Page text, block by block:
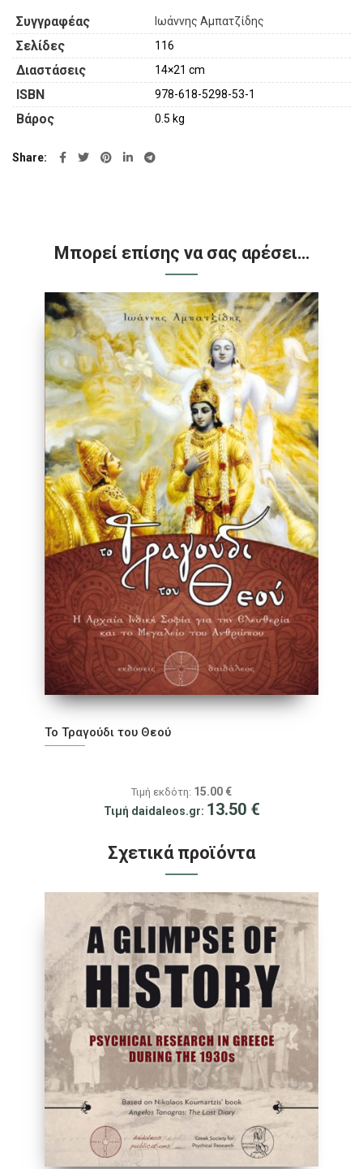
Συγγραφέας Ιωάννης Αμπατζίδης
Σελίδες 116
Διαστάσεις 14×21 cm
ISBN 978-618-5298-53-1
Βάρος 0.5 kg
Share
Μπορεί επίσης να σας αρέσει…
Το Τραγούδι του Θεού
Τιμή εκδότη: 15.00 €
Τιμή daidaleos.gr: 13.50 €
Σχετικά προϊόντα